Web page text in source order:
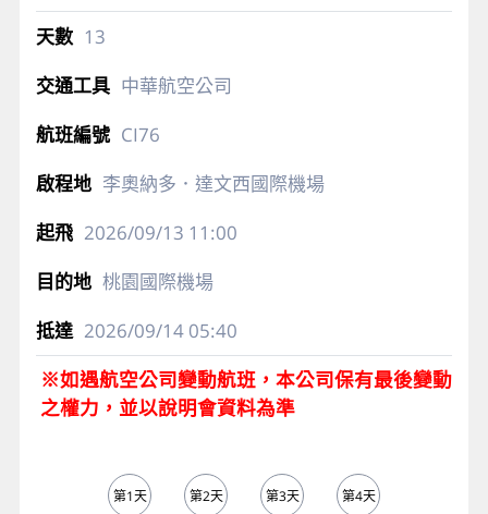
13
中華航空公司
CI76
李奧納多．達文西國際機場
2026/09/13 11:00
桃園國際機場
2026/09/1405:40
※如遇航空公司變動航班，本公司保有最後變動
之權力，並以說明會資料為準
第1天 第2天 第3天 第4天